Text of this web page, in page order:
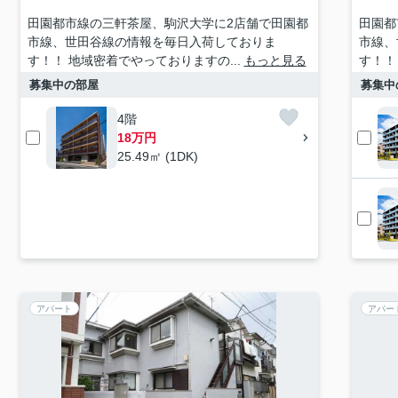
田園都市線の三軒茶屋、駒沢大学に2店舗で田園都
市線、世田谷線の情報を毎日入荷しておりま
す！！ 地域密着でやっておりますの...
もっと見る
募集中の部屋
4階
18万円
25.49㎡ (1DK)
田園
市線
す！
募集中
アパート アパー